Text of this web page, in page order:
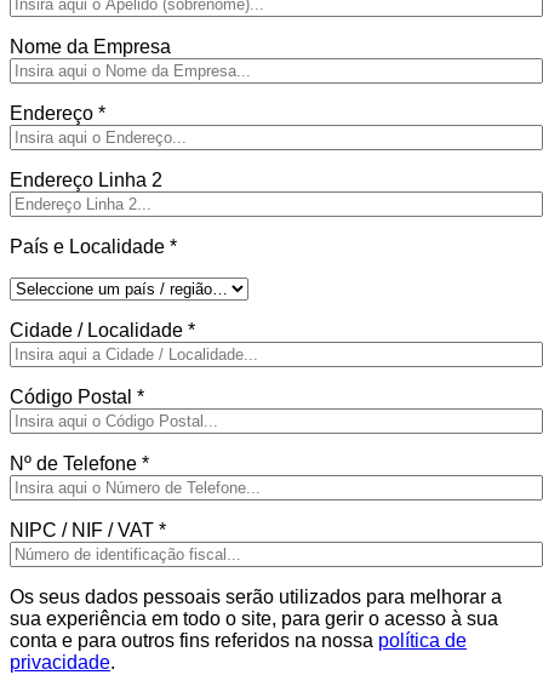
Nome da Empresa
Endereço *
Endereço Linha 2
País e Localidade *
Cidade / Localidade *
Código Postal *
Nº de Telefone *
NIPC / NIF / VAT *
Os seus dados pessoais serão utilizados para melhorar a
sua experiência em todo o site, para gerir o acesso à sua
conta e para outros fins referidos na nossa política de
privacidade.